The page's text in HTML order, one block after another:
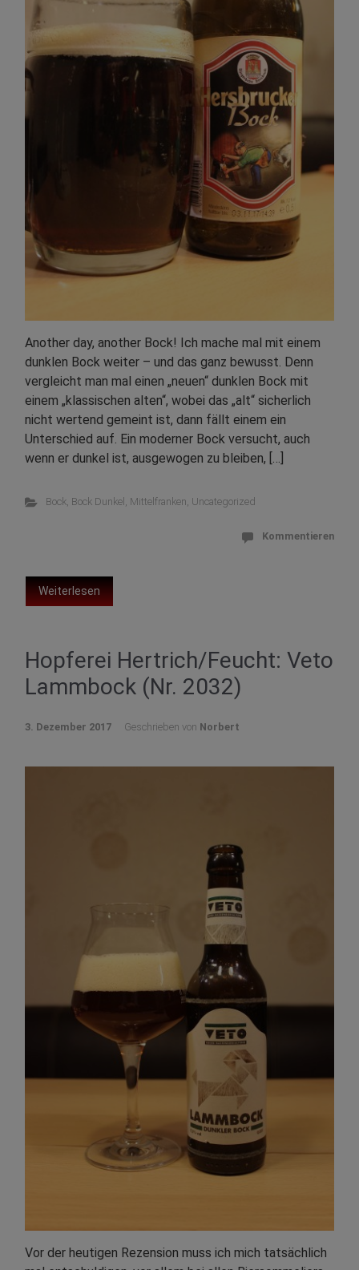
Another day, another Bock! Ich mache mal mit einem
dunklen Bock weiter – und das ganz bewusst. Denn
vergleicht man mal einen „neuen“ dunklen Bock mit
einem „klassischen alten“, wobei das „alt“ sicherlich
nicht wertend gemeint ist, dann fällt einem ein
Unterschied auf. Ein moderner Bock versucht, auch
wenn er dunkel ist, ausgewogen zu bleiben, […]
Bock, Bock Dunkel , Mittelfranken, Uncategorized
Kommentieren
Weiterlesen
Hopferei Hertrich/Feucht: Veto
Lammbock (Nr. 2032)
3. Dezember 2017 Geschrieben von Norbert
Vor der heutigen Rezension muss ich mich tatsächlich